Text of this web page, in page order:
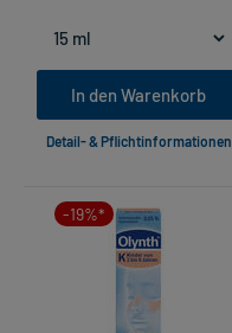
In den Warenkorb
Detail- & Pflichtinformationen
-19%*